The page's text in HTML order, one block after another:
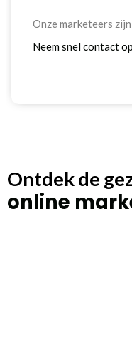
Onze marketeers
Neem snel contact
Ontdek de
online